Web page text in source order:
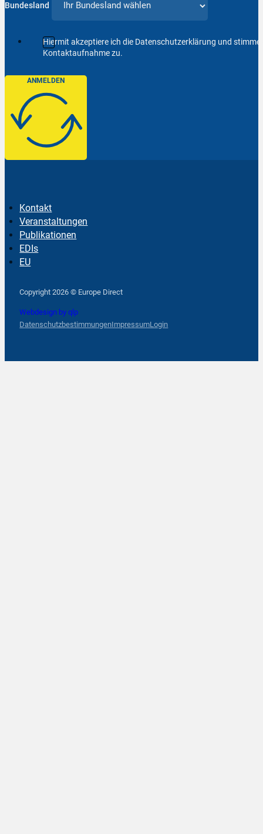
Bundesland
Hiermit akzeptiere ich die Datenschutzerklärung und
Kontaktaufnahme zu.
ANMELDEN
Kontakt
Veranstaltungen
Publikationen
EDIs
EU
Copyright 2026 © Europe Direct
Webdesign by qlp
DatenschutzbestimmungenImpressumLogin